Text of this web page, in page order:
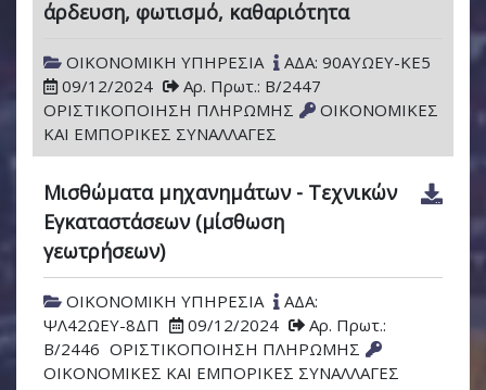
άρδευση, φωτισμό, καθαριότητα
ΟΙΚΟΝΟΜΙΚΗ ΥΠΗΡΕΣΙΑ
ΑΔΑ: 90ΑΥΩΕΥ-ΚΕ5
09/12/2024
Αρ. Πρωτ.: Β/2447
ΟΡΙΣΤΙΚΟΠΟΙΗΣΗ ΠΛΗΡΩΜΗΣ
ΟΙΚΟΝΟΜΙΚΕΣ
ΚΑΙ ΕΜΠΟΡΙΚΕΣ ΣΥΝΑΛΛΑΓΕΣ
Μισθώματα μηχανημάτων - Τεχνικών
Εγκαταστάσεων (μίσθωση
γεωτρήσεων)
ΟΙΚΟΝΟΜΙΚΗ ΥΠΗΡΕΣΙΑ
ΑΔΑ:
ΨΛ42ΩΕΥ-8ΔΠ
09/12/2024
Αρ. Πρωτ.:
Β/2446 ΟΡΙΣΤΙΚΟΠΟΙΗΣΗ ΠΛΗΡΩΜΗΣ
ΟΙΚΟΝΟΜΙΚΕΣ ΚΑΙ ΕΜΠΟΡΙΚΕΣ ΣΥΝΑΛΛΑΓΕΣ